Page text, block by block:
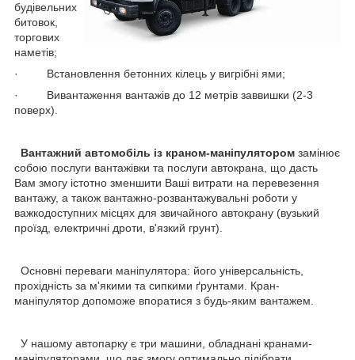
будівельних
битовок,
торгових
наметів;
· Встановлення бетонних кілець у вигрібні ями;
· Вивантаження вантажів до 12 метрів заввишки (2-3
поверх).
Вантажний автомобіль із краном-маніпулятором замінює
собою послуги вантажівки та послуги автокрана, що дасть
Вам змогу істотно зменшити Ваші витрати на перевезення
вантажу, а також вантажно-розвантажувальні роботи у
важкодоступних місцях для звичайного автокрану (вузький
проїзд, електричні дроти, в'язкий грунт).
Основні переваги маніпулятора: його універсальність,
прохідність за м'якими та сипкими ґрунтами. Кран-
маніпулятор допоможе впоратися з будь-яким вантажем.
У нашому автопарку є три машини, обладнані кранами-